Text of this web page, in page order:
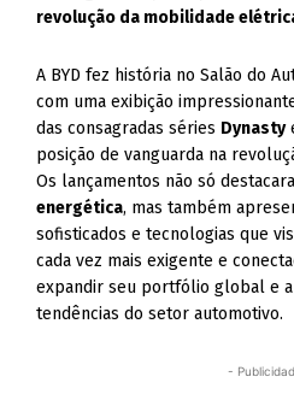
revolução da mobilidade
A BYD fez história no Salão do
com uma exibição
das consagradas séries Dynasty
posição de vanguarda na
Os lançamentos não só
energética, mas também
sofisticados e tecnologias que
cada vez mais exigente e
expandir seu portfólio global e
tendências do setor automotivo.
-